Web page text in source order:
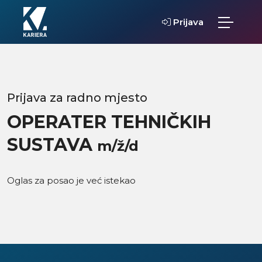
Prijava
Prijava za radno mjesto
OPERATER TEHNIČKIH
SUSTAVA m/ž/d
Oglas za posao je već istekao